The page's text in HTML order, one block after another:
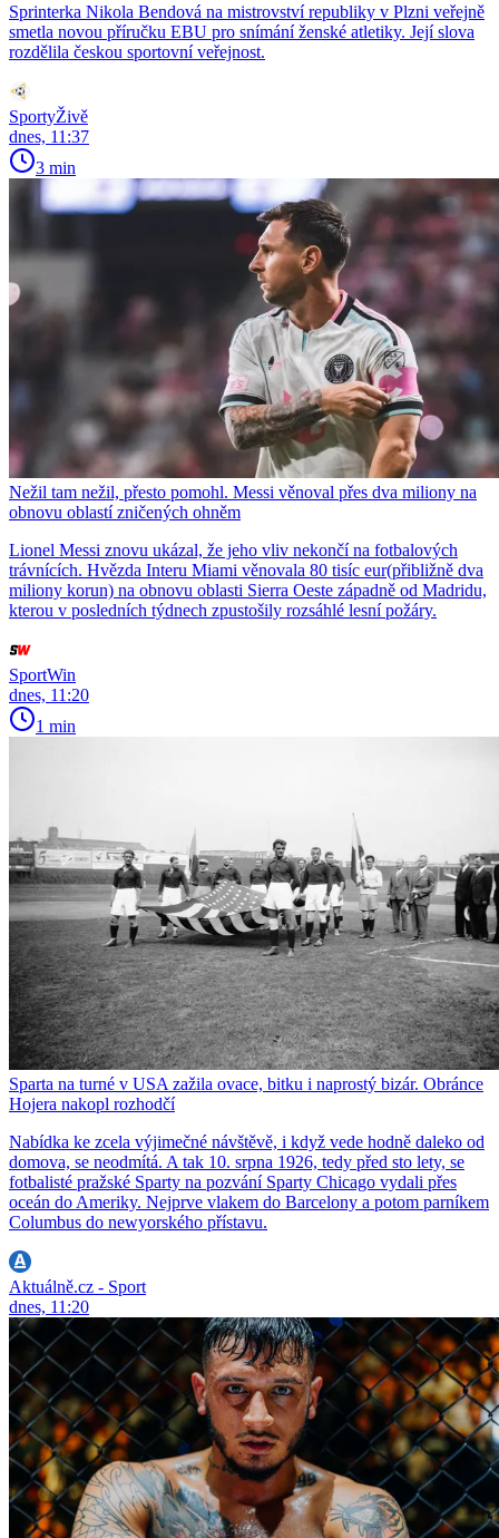
Sprinterka Nikola Bendová na mistrovství republiky v Plzni veřejně
smetla novou příručku EBU pro snímání ženské atletiky. Její slova
rozdělila českou sportovní veřejnost.
SportyŽivě
dnes, 11:37
3 min
Nežil tam nežil, přesto pomohl. Messi věnoval přes dva miliony na
obnovu oblastí zničených ohněm
Lionel Messi znovu ukázal, že jeho vliv nekončí na fotbalových
trávnících. Hvězda Interu Miami věnovala 80 tisíc eur(přibližně dva
miliony korun) na obnovu oblasti Sierra Oeste západně od Madridu,
kterou v posledních týdnech zpustošily rozsáhlé lesní požáry.
SportWin
dnes, 11:20
1 min
Sparta na turné v USA zažila ovace, bitku i naprostý bizár. Obránce
Hojera nakopl rozhodčí
Nabídka ke zcela výjimečné návštěvě, i když vede hodně daleko od
domova, se neodmítá. A tak 10. srpna 1926, tedy před sto lety, se
fotbalisté pražské Sparty na pozvání Sparty Chicago vydali přes
oceán do Ameriky. Nejprve vlakem do Barcelony a potom parníkem
Columbus do newyorského přístavu.
Aktuálně.cz - Sport
dnes, 11:20